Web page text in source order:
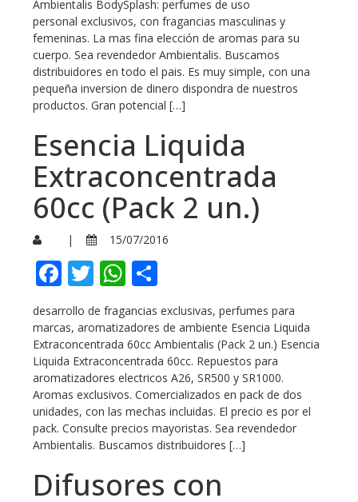
Ambientalis BodySplash: perfumes de uso
personal exclusivos, con fragancias masculinas y
femeninas. La mas fina elección de aromas para su
cuerpo. Sea revendedor Ambientalis. Buscamos
distribuidores en todo el pais. Es muy simple, con una
pequeña inversion de dinero dispondra de nuestros
productos. Gran potencial […]
Esencia Liquida
Extraconcentrada
60cc (Pack 2 un.)
| 15/07/2016
Facebook
TwitterWhatsApp
desarrollo de fragancias exclusivas, perfumes para
marcas, aromatizadores de ambiente Esencia Liquida
Extraconcentrada 60cc Ambientalis (Pack 2 un.) Esencia
Liquida Extraconcentrada 60cc. Repuestos para
aromatizadores electricos A26, SR500 y SR1000.
Aromas exclusivos. Comercializados en pack de dos
unidades, con las mechas incluidas. El precio es por el
pack. Consulte precios mayoristas. Sea revendedor
Ambientalis. Buscamos distribuidores […]
Difusores con